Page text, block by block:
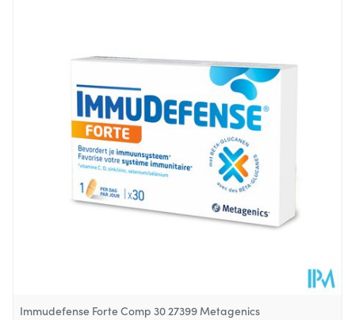
Hoeveelheid
Verpakking
75
Kamertemperatuur (15°C - 25°C)
Immudefense Forte Comp 30 27399 Metagenics